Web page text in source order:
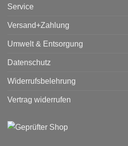
Service
Versand+Zahlung
Umwelt & Entsorgung
Datenschutz
Widerrufsbelehrung
Vertrag widerrufen